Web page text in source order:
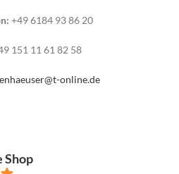
+49 6184 93 86 20
151 11 61 82 58
online.de